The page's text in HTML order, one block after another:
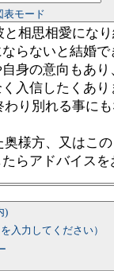
表モード
)
を入力してください）